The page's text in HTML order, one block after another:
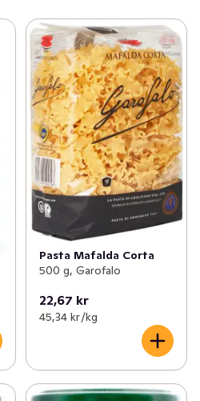
Pasta Mafalda Corta
500 g, Garofalo
22,67 kr
45,34 kr /kg